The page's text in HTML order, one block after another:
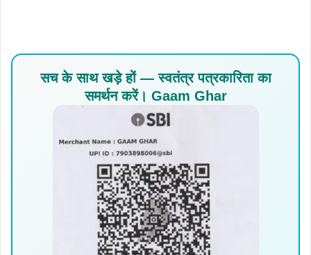
सच के साथ खड़े हों — स्वतंत्र पत्रकारिता का
समर्थन करें। Gaam Ghar